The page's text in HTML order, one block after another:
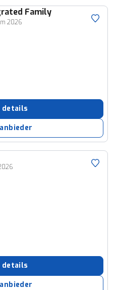
Family
2026
details
details